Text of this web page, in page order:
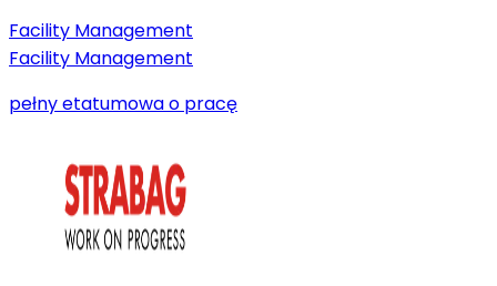
Facility Management
Facility Management
pełny etatumowa o pracę